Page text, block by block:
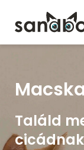
Találd